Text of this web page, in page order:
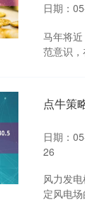
日期：
马年将
范意识
点牛策
日期：
26
风力发
定风电